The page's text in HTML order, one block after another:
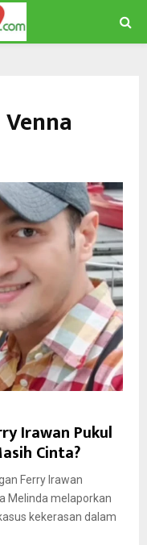
Irawan Pukul
Cinta?
Ferry Irawan
Melinda melaporkan
kekerasan dalam